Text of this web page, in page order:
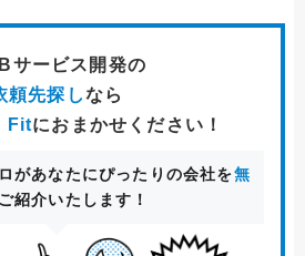
サービス開発の
頼先探しなら
Fitにおまかせください！
があなたにぴったりの会社を無
紹介いたします！